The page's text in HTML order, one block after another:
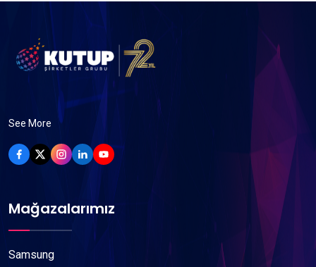
See More
Mağazalarımız
Samsung